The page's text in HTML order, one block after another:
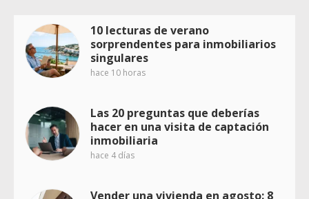
10 lecturas de verano
sorprendentes para inmobiliarios
singulares
hace 10 horas
Las 20 preguntas que deberías
hacer en una visita de captación
inmobiliaria
hace 4 días
Vender una vivienda en agosto: 8